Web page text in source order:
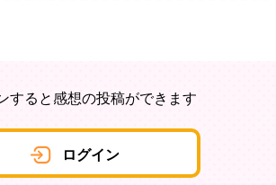
すると感想の投稿ができます
ログイン